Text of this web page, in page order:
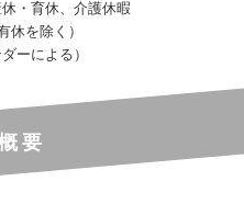
・育休、介護休暇
休を除く）
ーによる）
要